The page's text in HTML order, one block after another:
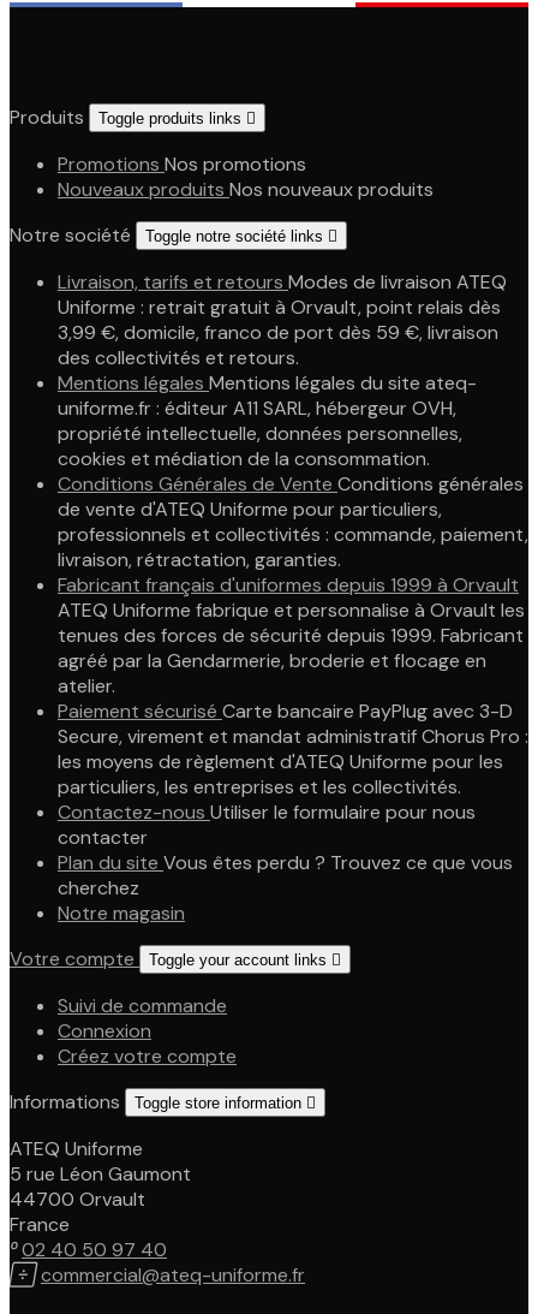
Produits Toggle produits links 
Promotions Nos promotions
Nouveaux produits Nos nouveaux produits
Notre société
Toggle notre société links 
Livraison, tarifs et retours Modes de livraison ATEQ
Uniforme : retrait gratuit à Orvault, point relais dès
3,99 €, domicile, franco de port dès 59 €, livraison
des collectivités et retours.
Mentions légales Mentions légales du site ateq-
uniforme.fr : éditeur A11 SARL, hébergeur OVH,
propriété intellectuelle, données personnelles,
cookies et médiation de la consommation.
Conditions Générales de Vente Conditions générales
de vente d'ATEQ Uniforme pour particuliers,
professionnels et collectivités : commande, paiement,
livraison, rétractation, garanties.
Fabricant français d'uniformes depuis 1999 à Orvault
ATEQ Uniforme fabrique et personnalise à Orvault les
tenues des forces de sécurité depuis 1999. Fabricant
agréé par la Gendarmerie, broderie et flocage en
atelier.
Paiement sécurisé Carte bancaire PayPlug avec 3-D
Secure, virement et mandat administratif Chorus Pro :
les moyens de règlement d'ATEQ Uniforme pour les
particuliers, les entreprises et les collectivités.
Contactez-nous Utiliser le formulaire pour nous
contacter
Plan du site Vous êtes perdu ? Trouvez ce que vous
cherchez
Notre magasin
Votre compte
Toggle your account links 
Suivi de commande
Connexion
Créez votre compte
Informations
Toggle store information 
ATEQ Uniforme
5 rue Léon Gaumont
44700 Orvault
France
02 40 50 97 40
commercial@ateq-uniforme.fr